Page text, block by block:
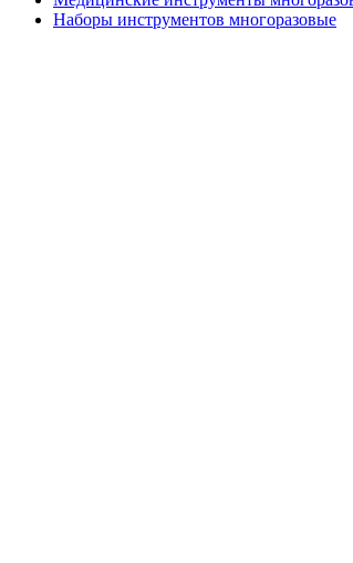
Наборы инструментов многоразовые